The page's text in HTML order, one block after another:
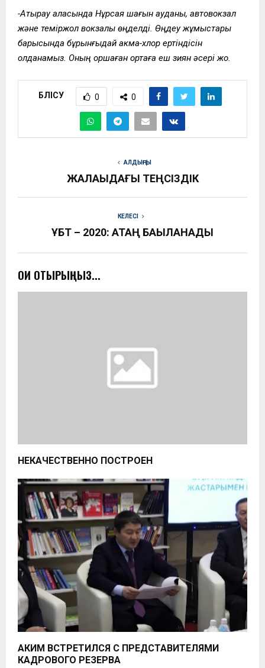
-Атырау қаласында Нұрсая шағын ауданы, автовокзал
және теміржол вокзалы өңделді. Өңдеу жұмыстары
барысында бұрынғыдай акма-хлор ертіндісін
қолданамыз. Оның қоршаған ортаға еш зиян әсері жоқ.
БӨЛІСУ 0 0
АЛДЫҢҒЫ
ЖАЛАҚЫДАҒЫ ТЕҢСІЗДІК
КЕЛЕСІ
ҰБТ – 2020: ҚАТАҢ БАҚЫЛАНАДЫ
ОҚИ ОТЫРЫҢЫЗ...
НЕКАЧЕСТВЕННО ПОСТРОЕН
АКИМ ВСТРЕТИЛСЯ С ПРЕДСТАВИТЕЛЯМИ
КАДРОВОГО РЕЗЕРВА